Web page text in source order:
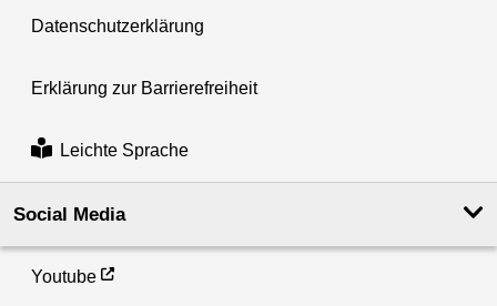
Datenschutzerklärung
Erklärung zur Barrierefreiheit
Leichte Sprache
Social Media
Youtube